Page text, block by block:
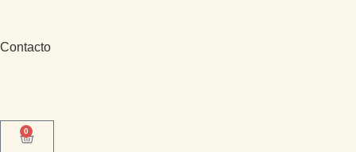
Contacto
0